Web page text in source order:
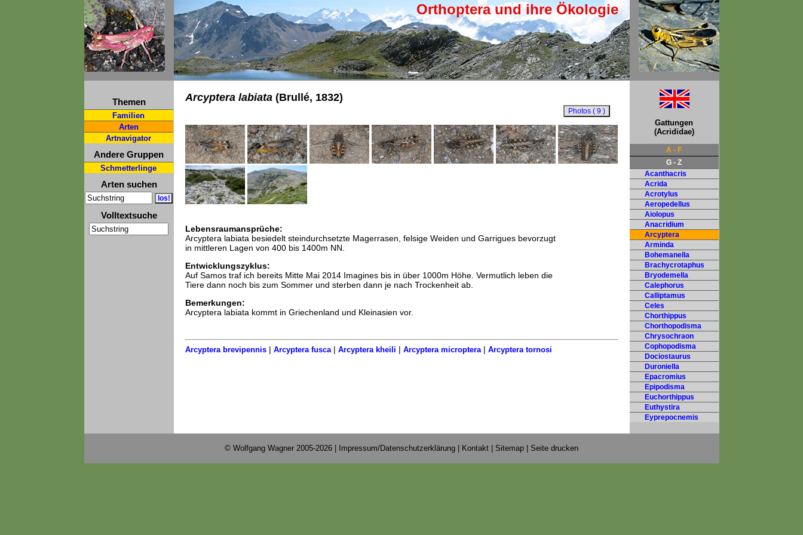
Orthoptera und ihre Ökologie
Themen
Familien
Arten
Artnavigator
Andere Gruppen
Schmetterlinge
Arten suchen
Volltextsuche
Arcyptera labiata(Brullé, 1832)
Lebensraumansprüche:
Arcyptera labiata besiedelt steindurchsetzte Magerrasen, felsige Weiden und Garrigues bevorzugt
in mittleren Lagen von 400 bis 1400m NN.
Entwicklungszyklus:
Auf Samos traf ich bereits Mitte Mai 2014 Imagines bis in über 1000m Höhe. Vermutlich leben die
Tiere dann noch bis zum Sommer und sterben dann je nach Trockenheit ab.
Bemerkungen:
Arcyptera labiata kommt in Griechenland und Kleinasien vor.
Arcyptera brevipennis| Arcyptera fusca| Arcyptera kheili | Arcyptera microptera| Arcyptera tornosi
Gattungen
(Acrididae)
A - F
G - Z
Acanthacris
Acrida
Acrotylus
Aeropedellus
Aiolopus
Anacridium
Arcyptera
Arminda
Bohemanella
Brachycrotaphus
Bryodemella
Calephorus
Calliptamus
Celes
Chorthippus
Chorthopodisma
Chrysochraon
Cophopodisma
Dociostaurus
Duroniella
Epacromius
Epipodisma
Euchorthippus
Euthystira
Eyprepocnemis
© Wolfgang Wagner 2005-2026 | Impressum/Datenschutzerklärung Kontakt Sitemap Seite drucken